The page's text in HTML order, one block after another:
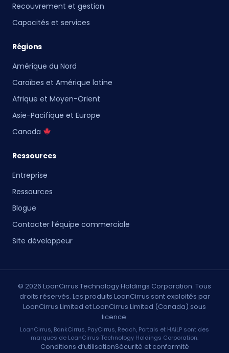
Recouvrement et gestion
Capacités et services
Régions
Amérique du Nord
Caraïbes et Amérique latine
Afrique et Moyen-Orient
Asie-Pacifique et Europe
Canada
Ressources
Entreprise
Ressources
Blogue
Contacter l’équipe commerciale
Site développeur
© 2026 LoanCirrus Technology Holdings Corporation. Tous
droits réservés. Les produits LoanCirrus sont exploités par
LoanCirrus Limited et LoanCirrus Limited (Canada) sous
licence.
LoanCirrus, BankCirrus, PayCirrus, Reach, Portals et HAiLP sont des
marques de LoanCirrus Technology Holdings Corporation.
Conditions d’utilisationSécurité et conformité